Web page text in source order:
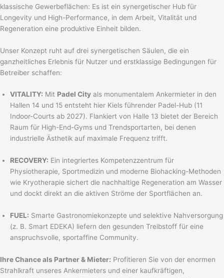
klassische Gewerbeflächen: Es ist ein synergetischer Hub für
Longevity und High-Performance, in dem Arbeit, Vitalität und
Regeneration eine produktive Einheit bilden.
Unser Konzept ruht auf drei synergetischen Säulen, die ein
ganzheitliches Erlebnis für Nutzer und erstklassige Bedingungen für
Betreiber schaffen:
VITALITY: Mit Padel City als monumentalem Ankermieter in den
Hallen 14 und 15 entsteht hier Kiels führender Padel-Hub (11
Indoor-Courts ab 2027). Flankiert von Halle 13 bietet der Bereich
Raum für High-End-Gyms und Trendsportarten, bei denen
industrielle Ästhetik auf maximale Frequenz trifft.
RECOVERY: Ein integriertes Kompetenzzentrum für
Physiotherapie, Sportmedizin und moderne Biohacking-Methoden
wie Kryotherapie sichert die nachhaltige Regeneration am Wasser
und dockt direkt an die aktiven Ströme der Sportflächen an.
FUEL: Smarte Gastronomiekonzepte und selektive Nahversorgung
(z. B. Smart EDEKA) liefern den gesunden Treibstoff für eine
anspruchsvolle, sportaffine Community.
Ihre Chance als Partner & Mieter: Profitieren Sie von der enormen
Strahlkraft unseres Ankermieters und einer kaufkräftigen,